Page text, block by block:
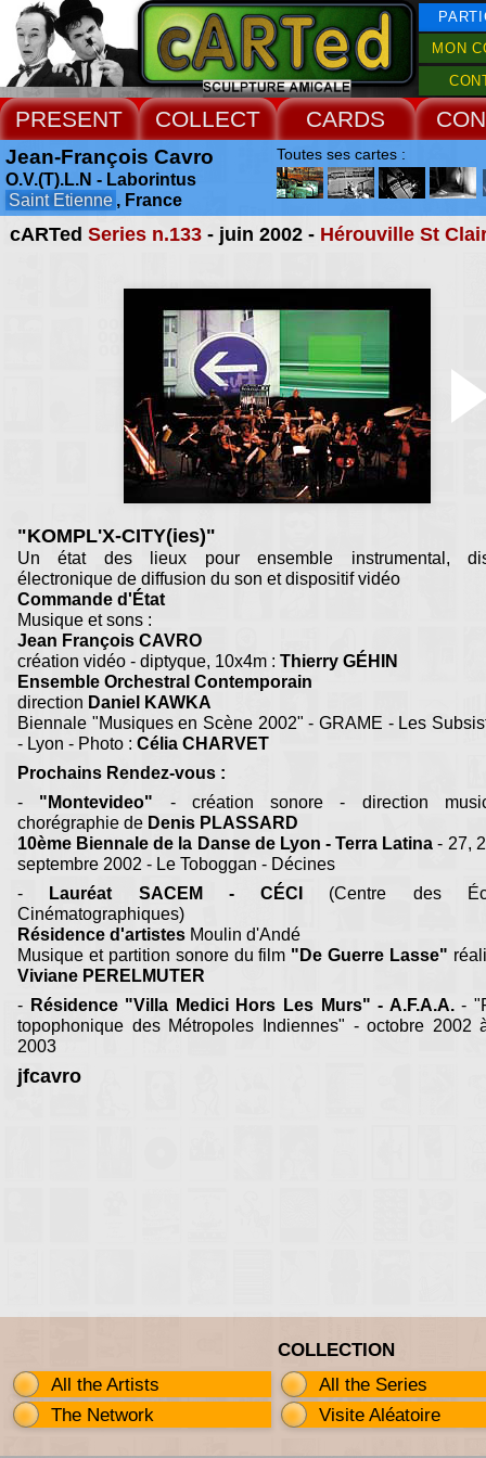
MON
PRESENT COLLECT CARDS
cARTed Series n.133- juin 2002 - Hérouville St
"KOMPL'X-CITY(ies)"
Un état des lieux pour ensemble instrumental,
électronique de diffusion du son et dispositif vidéo
Commande d'État
Musique et sons :
Jean François CAVRO
création vidéo - diptyque, 10x4m : Thierry GÉHIN
Ensemble Orchestral Contemporain
direction Daniel KAWKA
Biennale "Musiques en Scène 2002" - GRAME - Les
- Lyon - Photo : Célia CHARVET
Prochains Rendez-vous :
- "Montevideo" - création sonore - direction
chorégraphie de Denis PLASSARD
10ème Biennale de la Danse de Lyon - Terra Latina - 27,
septembre 2002 - Le Toboggan - Décines
-
Lauréat SACEM - CÉCI
(Centre des
Cinématographiques)
Résidence d'artistes Moulin d'Andé
Musique et partition sonore du film "De Guerre Lasse"
Viviane PERELMUTER
- Résidence "Villa Medici Hors Les Murs" - A.F.A.A.-
topophonique des Métropoles Indiennes" - octobre 2002
2003
jfcavro
Jean-François Cavro
O.V.(T).L.N - Laborintus
Saint Etienne , France
Toutes ses cartes :
COLLECTION
All the Artists
All the Series
The Network
Visite Aléatoire